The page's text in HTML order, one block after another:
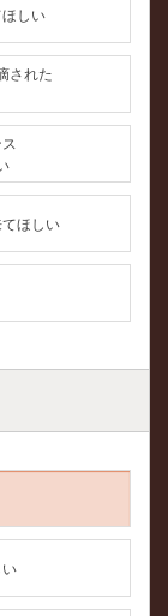
しい
された
ほしい